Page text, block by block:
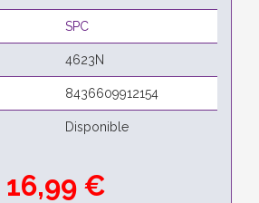
SPC
4623N
8436609912154
Disponible
16,99 €